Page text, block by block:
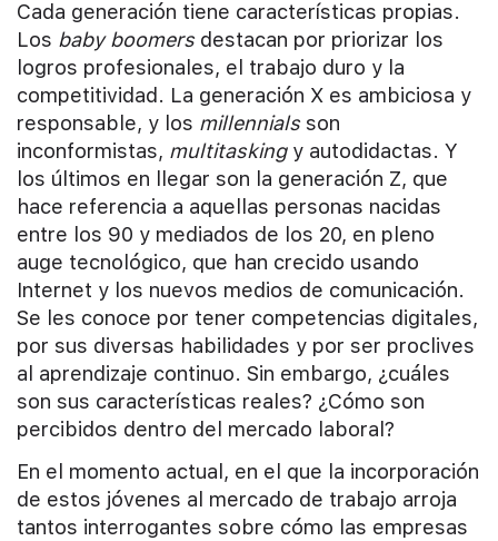
Cada generación tiene características propias.
Los baby boomersdestacan por priorizar los
logros profesionales, el trabajo duro y la
competitividad. La generación X es ambiciosa y
responsable, y los millennialsson
inconformistas, multitaskingy autodidactas. Y
los últimos en llegar son la generación Z, que
hace referencia a aquellas personas nacidas
entre los 90 y mediados de los 20, en pleno
auge tecnológico, que han crecido usando
Internet y los nuevos medios de comunicación.
Se les conoce por tener competencias digitales,
por sus diversas habilidades y por ser proclives
al aprendizaje continuo. Sin embargo, ¿cuáles
son sus características reales? ¿Cómo son
percibidos dentro del mercado laboral?
En el momento actual, en el que la incorporación
de estos jóvenes al mercado de trabajo arroja
tantos interrogantes sobre cómo las empresas